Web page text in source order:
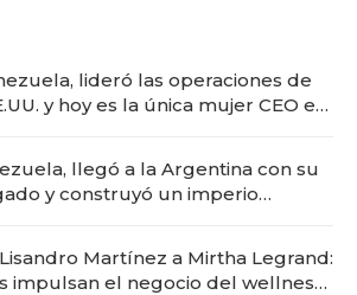
lideró las operaciones de
y hoy es la única mujer CEO en
llegó a la Argentina con su
y construyó un imperio
Martínez a Mirtha Legrand:
impulsan el negocio del wellness